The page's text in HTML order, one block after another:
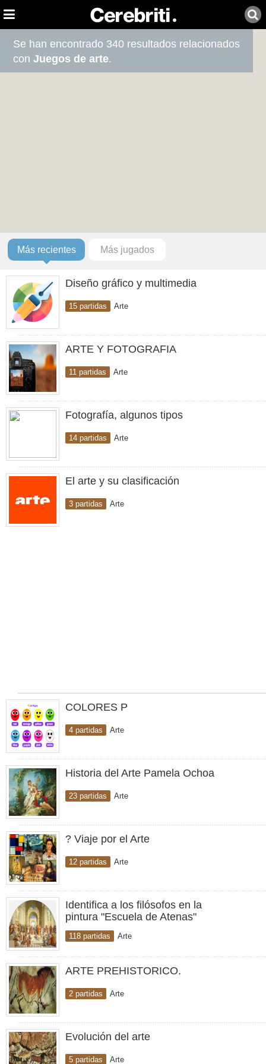
Se han encontrado 340 resultados relacionados
conJuegos de arte.
Más recientes Más jugados
Diseño gráfico y multimedia
15 partidas Arte
ARTE Y FOTOGRAFIA
11 partidas Arte
Fotografía, algunos tipos
14 partidas Arte
El arte y su clasificación
3 partidas Arte
COLORES P
4 partidas Arte
Historia del Arte Pamela Ochoa
23 partidas Arte
? Viaje por el Arte
12 partidas Arte
Identifica a los filósofos en la
pintura "Escuela de Atenas"
118 partidas Arte
ARTE PREHISTORICO.
2 partidas Arte
Evolución del arte
5 partidas Arte